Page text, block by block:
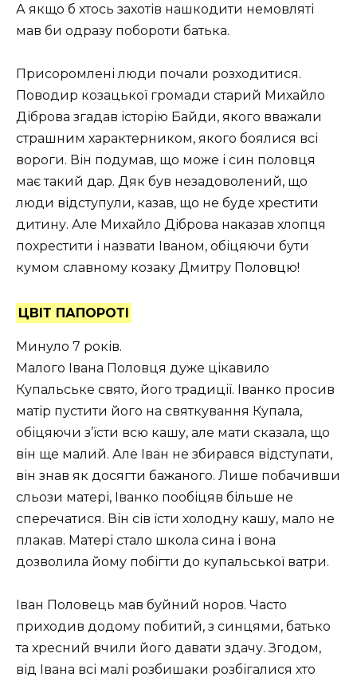
А якщо б хтось захотів нашкодити немовляті
мав би одразу побороти батька.
Присоромлені люди почали розходитися.
Поводир козацької громади старий Михайло
Діброва згадав історію Байди, якого вважали
страшним характерником, якого боялися всі
вороги. Він подумав, що може і син половця
має такий дар. Дяк був незадоволений, що
люди відступули, казав, що не буде хрестити
дитину. Але Михайло Діброва наказав хлопця
похрестити і назвати Іваном, обіцяючи бути
кумом славному козаку Дмитру Половцю!
ЦВІТ ПАПОРОТІ
Минуло 7 років.
Малого Івана Половця дуже цікавило
Купальське свято, його традиції. Іванко просив
матір пустити його на святкування Купала,
обіцяючи з’їсти всю кашу, але мати сказала, що
він ще малий. Але Іван не збирався відступати,
він знав як досягти бажаного. Лише побачивши
сльози матері, Іванко пообіцяв більше не
сперечатися. Він сів їсти холодну кашу, мало не
плакав. Матері стало школа сина і вона
дозволила йому побігти до купальської ватри.
Іван Половець мав буйний норов. Часто
приходив додому побитий, з синцями, батько
та хресний вчили його давати здачу. Згодом,
від Івана всі малі розбишаки розбігалися хто